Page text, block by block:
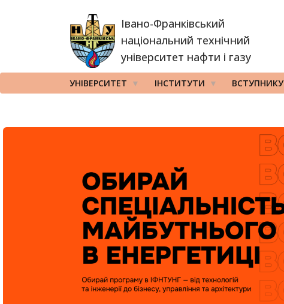
Івано-Франківський
національний технічний
університет нафти і газу
УНІВЕРСИТЕТ ІНСТИТУТИ ВСТУПНИКУ